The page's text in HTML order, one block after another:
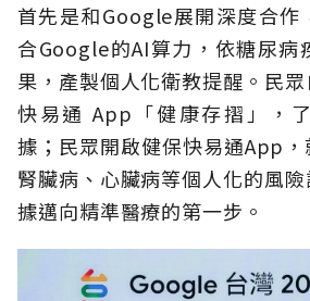
首先是和Google展開深度合作
合Google的AI算力，依糖尿病
果，產製個人化衛教提醒。民
快易通 App「健康存摺」，
據；民眾開啟健保快易通App，
腎臟病、心臟病等個人化的風
據邁向精準醫療的第一步。